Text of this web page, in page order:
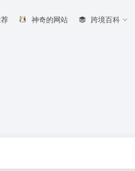
神奇的网站 跨境百科